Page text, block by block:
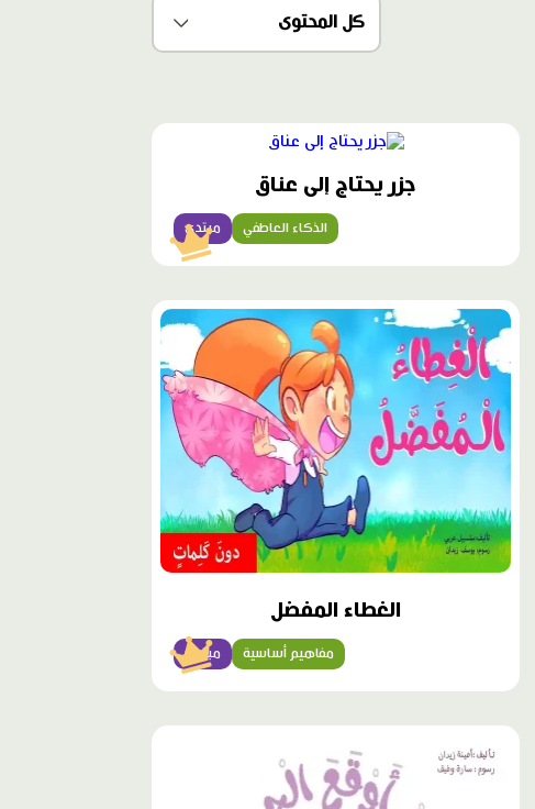
محتوى
جزر يحتاج إلى عناق
مبتدئ الذكاء العاطفي
محتوى
مميّز
الغطاء المفضل
مبتدئ مفاهيم أساسية
مميّز